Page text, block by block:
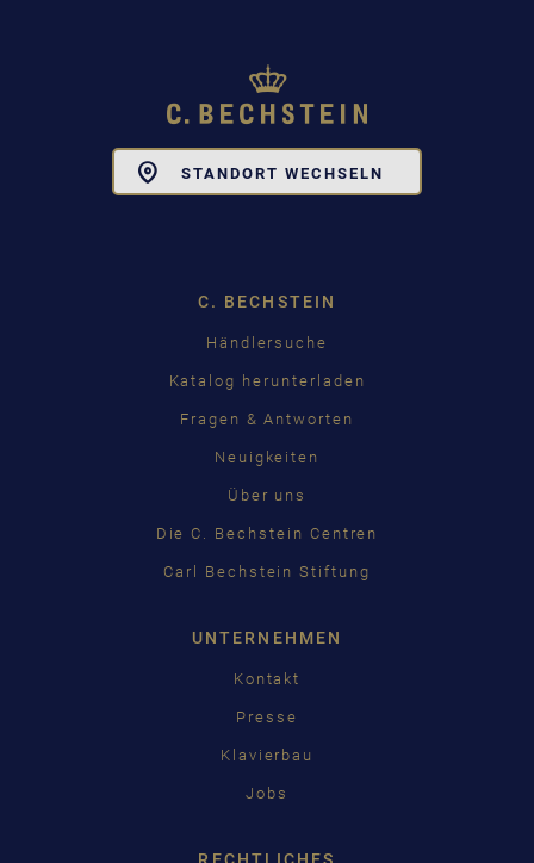
STANDORT WECHSELN
C. BECHSTEIN
Händlersuche
Katalog herunterladen
Fragen & Antworten
Neuigkeiten
Über uns
Die C. Bechstein Centren
Carl Bechstein Stiftung
UNTERNEHMEN
Kontakt
Presse
Klavierbau
Jobs